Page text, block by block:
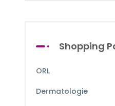
Shopping
ORL
Dermatologie